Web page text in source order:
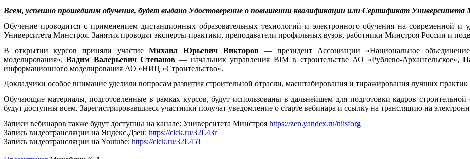
Всем, успешно прошедшим обучение, будет выдано Удостоверение о повышении квалификации или Сертификат Университета
Обучение проводится с применением дистанционных образовательных технологий и электронного обучения на современной и
Университета Минстроя. Занятия проводят эксперты-практики, преподаватели профильных вузов, работники Минстроя России и
В открытии курсов приняли участиеМихаил Юрьевич Викторов— президент Ассоциации «Национальное
моделирования»,Вадим Валерьевич Степанов — начальник управления BIM в строительстве АО «Рублево-Архангельское»,
информационного моделирования АО «НИЦ «Строительство».
Докладчики особое внимание уделили вопросам развития строительной отрасли, масштабирования и тиражирования лучших
Обучающие материалы, подготовленные в рамках курсов, будут использованы в дальнейшем для подготовки кадров
будут доступны всем. Зарегистрировавшиеся участники получат уведомление о старте вебинара и ссылку на трансляцию на
Записи вебинаров также будут доступны на канале: Университета Минстроя https://zen.yandex.ru/niisforg
Запись видеотрансляции на Яндекс.Дзен: https://clck.ru/32L43r
Запись видеотрансляции на Youtube: https://clck.ru/32L45T